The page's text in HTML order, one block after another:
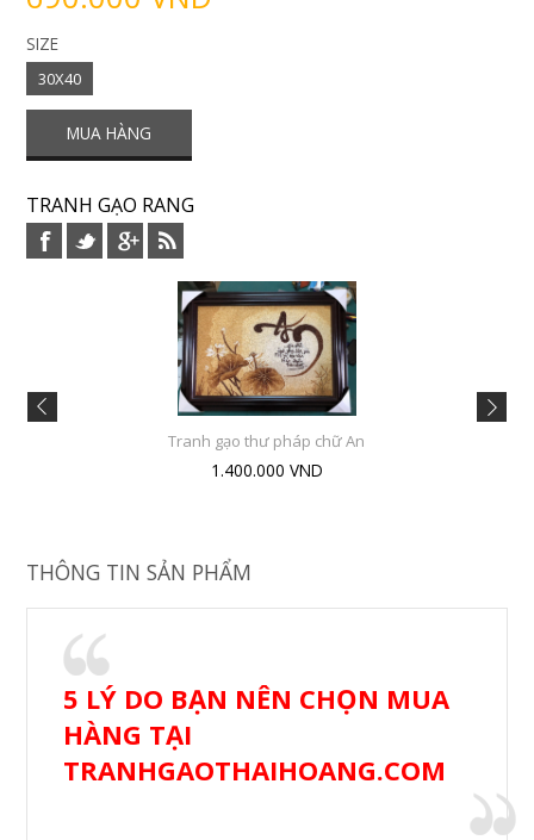
SIZE
30X40
TRANH GẠO RANG
Tranh gạo thư pháp chữ An
1.400.000 VND
THÔNG TIN SẢN PHẨM
5 LÝ DO BẠN NÊN CHỌN MUA
HÀNG TẠI
TRANHGAOTHAIHOANG.COM